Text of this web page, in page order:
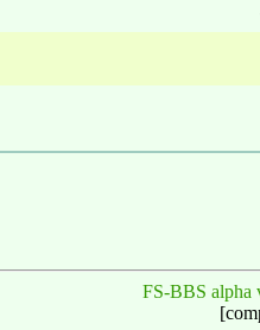
FS-BBS alpha